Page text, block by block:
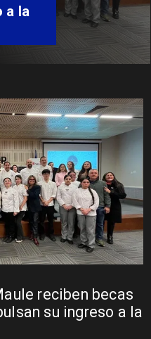
reciben becas
su ingreso a la